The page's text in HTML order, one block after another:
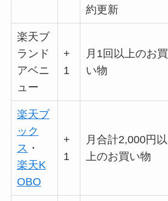
約更新
楽天ブ
ランド
アベニ
ュー
+
1
月1回以上のお買
い物
楽天ブ
ック
ス ・
楽天K
OBO
+
1
月合計2,000円以
上のお買い物